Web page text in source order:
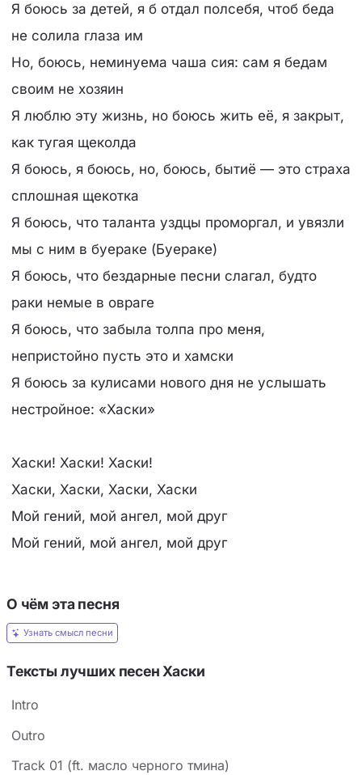
Я боюсь за детей, я б отдал полсебя, чтоб беда
не солила глаза им
Но, боюсь, неминуема чаша сия: сам я бедам
своим не хозяин
Я люблю эту жизнь, но боюсь жить её, я закрыт,
как тугая щеколда
Я боюсь, я боюсь, но, боюсь, бытиё — это страха
сплошная щекотка
Я боюсь, что таланта уздцы проморгал, и увязли
мы с ним в буераке (Буераке)
Я боюсь, что бездарные песни слагал, будто
раки немые в овраге
Я боюсь, что забыла толпа про меня,
непристойно пусть это и хамски
Я боюсь за кулисами нового дня не услышать
нестройное: «Хаски»
Хаски! Хаски! Хаски!
Хаски, Хаски, Хаски, Хаски
Мой гений, мой ангел, мой друг
Мой гений, мой ангел, мой друг
О чём эта песня
Узнать смысл песни
Тексты лучших песен Хаски
Intro
Outro
Track 01 (ft. масло черного тмина)